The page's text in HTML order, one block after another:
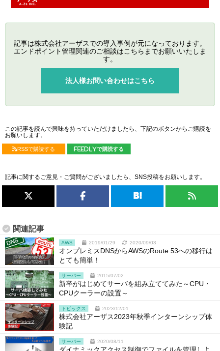
記事は株式会社アーザスでの導入事例が元になっております。
エンドポイント管理関連のご相談はこちらまでお願いいたしま
す。
法人様お問い合わせはこちら
この記事を読んで興味を持っていただけましたら、下記のボタンからご購読を
お願いします。
RSSで購読する feedlyで購読する
記事に関するご意見・ご質問がございましたら、SNS投稿をお願いします。
関連記事
AWS 2019/01/29 2020/09/03
オンプレミスDNSからAWSのRoute 53への移行は
とても簡単！
サーバー 2015/07/02
新卒がはじめてサーバを組み立ててみた～CPU・
CPUクーラーの設置～
トピックス 2023/12/01
株式会社アーザス2023年秋季インターンシップ体
験記
サーバー 2020/08/11
ダイナミックアクセス制御でファイルを管理しよ